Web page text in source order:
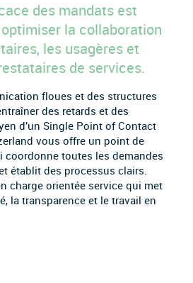
des mandats est
la collaboration
les usagères et
de services.
floues et des structures
des retards et des
d’un Single Point of Contact
vous offre un point de
toutes les demandes
établit des processus clairs.
charge orientée service qui met
la transparence et le travail en